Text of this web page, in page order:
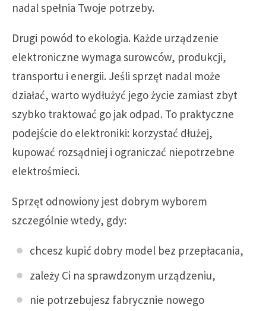
nadal spełnia Twoje potrzeby.
Drugi powód to ekologia. Każde urządzenie
elektroniczne wymaga surowców, produkcji,
transportu i energii. Jeśli sprzęt nadal może
działać, warto wydłużyć jego życie zamiast zbyt
szybko traktować go jak odpad. To praktyczne
podejście do elektroniki: korzystać dłużej,
kupować rozsądniej i ograniczać niepotrzebne
elektrośmieci.
Sprzęt odnowiony jest dobrym wyborem
szczególnie wtedy, gdy:
chcesz kupić dobry model bez przepłacania,
zależy Ci na sprawdzonym urządzeniu,
nie potrzebujesz fabrycznie nowego